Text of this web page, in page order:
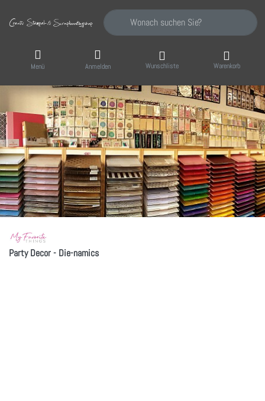
Geben Sie einen Suchbegriff ein. Während
Menü Anmelden Wunschliste Warenkorb
Party Decor - Die-namics